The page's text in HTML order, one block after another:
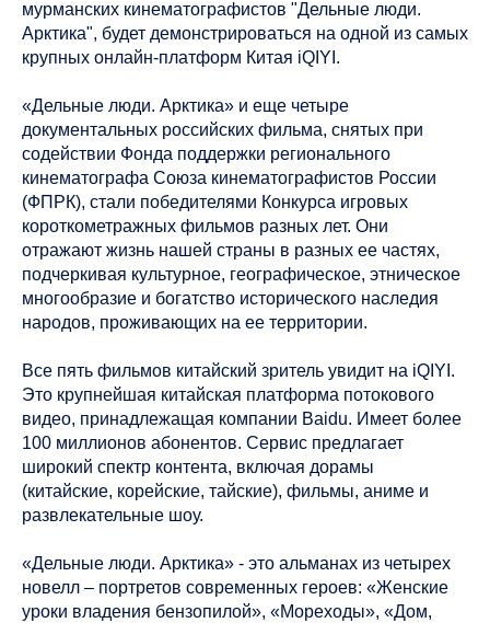
мурманских кинематографистов "Дельные люди.
Арктика", будет демонстрироваться на одной из самых
крупных онлайн-платформ Китая iQIYI.
«Дельные люди. Арктика» и еще четыре
документальных российских фильма, снятых при
содействии Фонда поддержки регионального
кинематографа Союза кинематографистов России
(ФПРК), стали победителями Конкурса игровых
короткометражных фильмов разных лет. Они
отражают жизнь нашей страны в разных ее частях,
подчеркивая культурное, географическое, этническое
многообразие и богатство исторического наследия
народов, проживающих на ее территории.
Все пять фильмов китайский зритель увидит на iQIYI.
Это крупнейшая китайская платформа потокового
видео, принадлежащая компании Baidu. Имеет более
100 миллионов абонентов. Сервис предлагает
широкий спектр контента, включая дорамы
(китайские, корейские, тайские), фильмы, аниме и
развлекательные шоу.
«Дельные люди. Арктика» - это альманах из четырех
новелл – портретов современных героев: «Женские
уроки владения бензопилой», «Мореходы», «Дом,